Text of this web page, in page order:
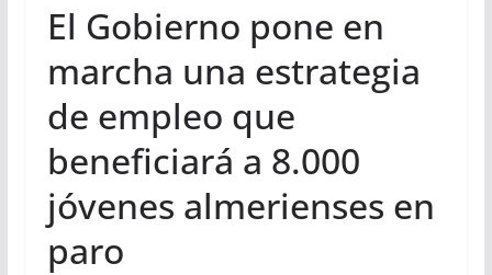
El Gobierno pone en
marcha una estrategia
de empleo que
beneficiará a 8.000
jóvenes almerienses en
paro